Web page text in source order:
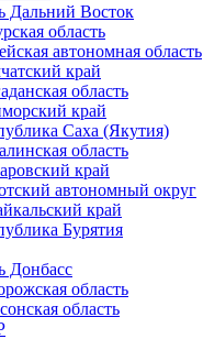
Дальний Восток
область
автономная область
край
область
край
Саха (Якутия)
область
край
автономный округ
край
Бурятия
Донбасс
область
область